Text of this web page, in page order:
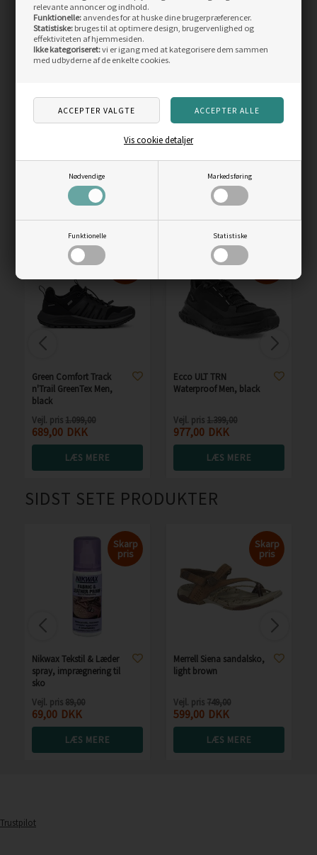
relevante annoncer og indhold.
Funktionelle: anvendes for at huske dine brugerpræferencer.
Statistiske: bruges til at optimere design, brugervenlighed og
effektiviteten af hjemmesiden.
Ikke kategoriseret:vi er igang med at kategorisere dem sammen
med udbyderne af de enkelte cookies.
Nødvendige Markedsføring
Funktionelle Statistiske
Vis cookie detaljer
Merrell Alverstone Mid
GTX Men, granit
LÆS MERE
Merrell Moab 3 Mid GTX
Men, walnut
Vejl. pris
1.099,00
LÆS MERE
ANDRE KØBTE OGSÅ
Green Comfort Track
n'Trail GreenTex Men,
black
Vejl. pris 1.099,00
689,00 DKK
LÆS MERE
Ecco ULT TRN
Waterproof Men, black
Vejl. pris 1.399,00
977,00 DKK
LÆS MERE
SIDST SETE PRODUKTER
Skarp
pris
Nikwax Tekstil & Læder
spray, imprægnering til
sko
Vejl. pris 89,00
69,00 DKK
LÆS MERE
Skarp
pris
Merrell Siena sandalsko,
light brown
Vejl. pris 749,00
599,00 DKK
LÆS MERE
Trustpilot